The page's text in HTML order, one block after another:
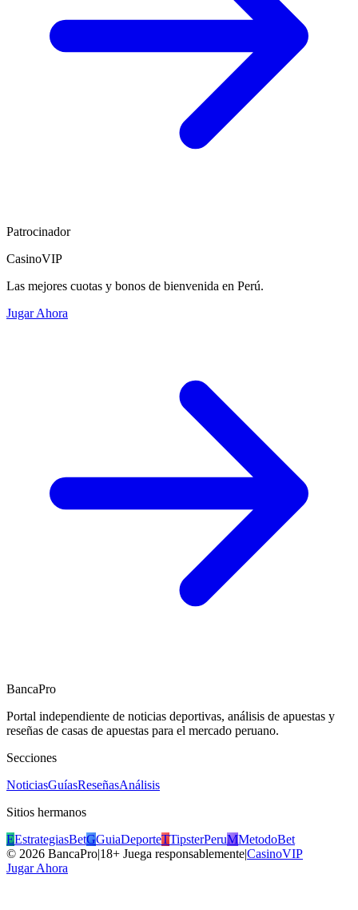
Patrocinador
CasinoVIP
Las mejores cuotas y bonos de bienvenida en Perú.
Jugar Ahora
BancaPro
Portal independiente de noticias deportivas, análisis de apuestas y
reseñas de casas de apuestas para el mercado peruano.
Secciones
NoticiasGuíasReseñasAnálisis
Sitios hermanos
EEstrategiasBetGGuiaDeporteTTipsterPeruMMetodoBet
© 2026 BancaPro|18+ Juega responsablemente|CasinoVIP
Jugar Ahora